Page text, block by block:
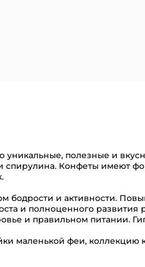
полезные и
Конфеты имеют
бодрости и активности.
и полноценного
и правильном питании.
маленькой феи, коллекцию